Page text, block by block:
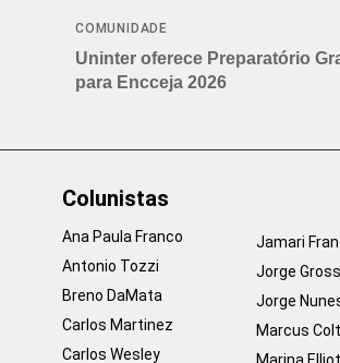
COMUNIDADE
Uninter oferece Preparatório
para Encceja 2026
Colunistas
Ana Paula Franco
Antonio Tozzi
Breno DaMata
Carlos Martinez
Carlos Wesley
Jamari
Jorge
Jorge
Marcus